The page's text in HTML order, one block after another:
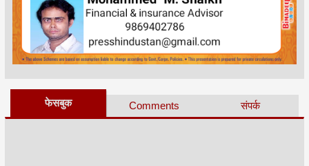
फेसबुक Comments संपर्क